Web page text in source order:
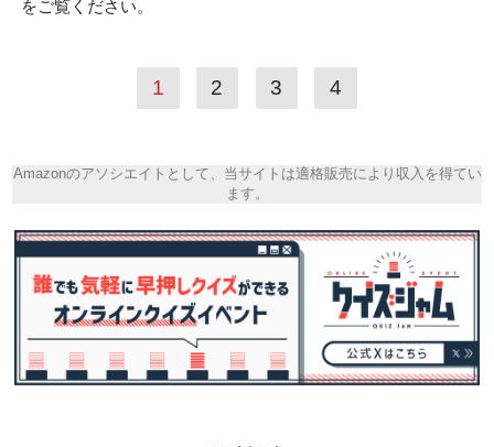
をご覧ください。
1 2 3 4
Amazonのアソシエイトとして、当サイトは適格販売により収入を得てい
ます。